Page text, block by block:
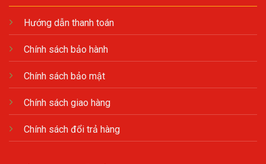
Hướng dẫn thanh toán
Chính sách bảo hành
Chính sách bảo mật
Chính sách giao hàng
Chính sách đổi trả hàng